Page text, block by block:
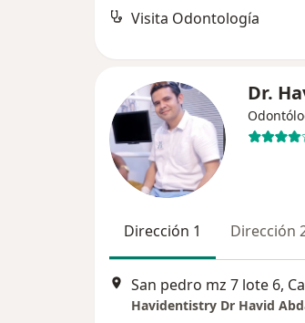
Visita Odontología
Dr.
Dirección 1 Dirección
San pedro mz 7 lote 6,
Havidentistry Dr Havid